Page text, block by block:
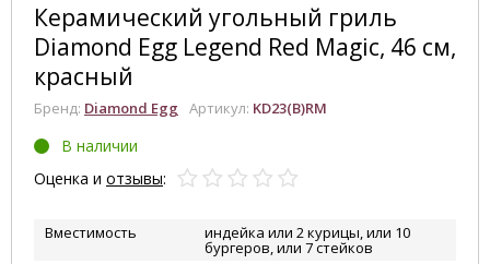
Керамический угольный гриль
Diamond Egg Legend Red Magic, 46 см,
красный
Бренд: Diamond Egg Артикул: KD23(B)RM
В наличии
Оценка и отзывы:
Вместимость индейка или 2 курицы, или 10
бургеров, или 7 стейков